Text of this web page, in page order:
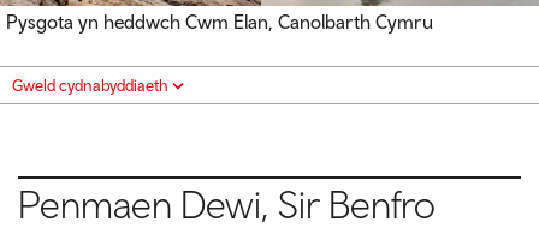
Pysgota yn heddwch Cwm Elan, Canolbarth Cymru
Gweld cydnabyddiaeth
Penmaen Dewi, Sir Benfro